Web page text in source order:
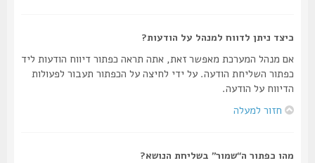
כיצד ניתן לדווח למנהל על הודעות?
אם מנהל המערכת מאפשר זאת, אתה תראה כפתור דיווח הודעות ליד
כפתור השליחת הודעה. על ידי לחיצה על הכפתור תעבור לפעולות
הדיווח על הודעה.
חזור למעלה
מהו כפתור ה“שמור” בשליחת הנושא?